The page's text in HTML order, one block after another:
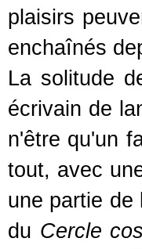
plaisirs
enchaînés
La solitude
écrivain de
n'être qu'un
tout, avec
une partie de
du Cercle